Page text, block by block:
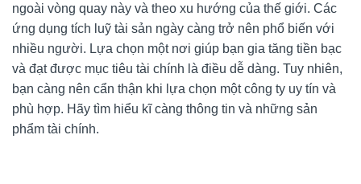
ngoài vòng quay này và theo xu hướng của thế giới. Các
ứng dụng tích luỹ tài sản ngày càng trở nên phổ biến với
nhiều người. Lựa chọn một nơi giúp bạn gia tăng tiền bạc
và đạt được mục tiêu tài chính là điều dễ dàng. Tuy nhiên,
bạn càng nên cẩn thận khi lựa chọn một công ty uy tín và
phù hợp. Hãy tìm hiểu kĩ càng thông tin và những sản
phẩm tài chính.